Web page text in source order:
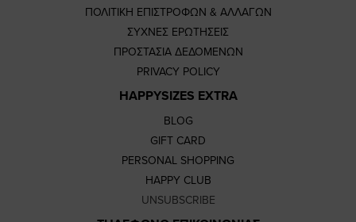
ΠΟΛΙΤΙΚΗ ΕΠΙΣΤΡΟΦΩΝ & ΑΛΛΑΓΩΝ
ΣΥΧΝΕΣ ΕΡΩΤΗΣΕΙΣ
ΠΡΟΣΤΑΣΙΑ ΔΕΔΟΜΕΝΩΝ
PRIVACY POLICY
HAPPYSIZES EXTRA
BLOG
GIFT CARD
PERSONAL SHOPPING
HAPPY CLUB
UNSUBSCRIBE